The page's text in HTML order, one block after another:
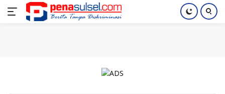
Langsung
Home Nasional Pendidikan Index